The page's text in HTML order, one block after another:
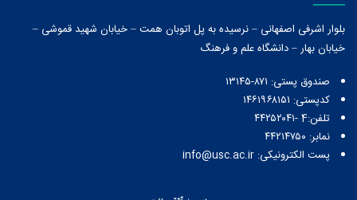
بلوار اشرفی اصفهانی – نرسیده به پل اتوبان همت – خیابان شهید قموشی –
خیابان بهار – دانشگاه علم و فرهنگ
صندوق پستی:‌ ۸۷۱-۱۳۱۴۵
کدپستی: ۱۴۶۱۹۶۸۱۵۱
تلفن:4 -۴۴۲۵۲۰۴۱
نمابر: ۴۴۲۱۴۷۵۰
پست الکترونیکی: info@usc.ac.ir